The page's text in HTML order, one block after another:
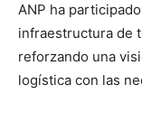
ANP ha
infraestructura de
reforzando una
logística con las